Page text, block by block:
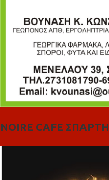
NOIRE CAFE ΣΠΑΡΤΗ